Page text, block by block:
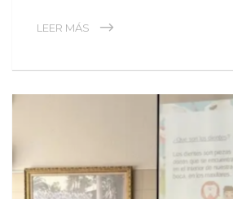
LEER MÁS